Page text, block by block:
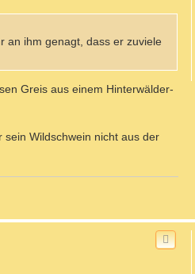
an ihm genagt, dass er zuviele
Greis aus einem Hinterwälder-
Wildschwein nicht aus der